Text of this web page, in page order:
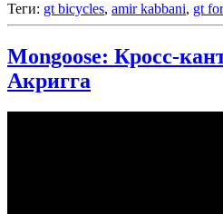
Теги: gt bicycles, amir kabbani, gt
Mongoose: Кросс-
Акригга